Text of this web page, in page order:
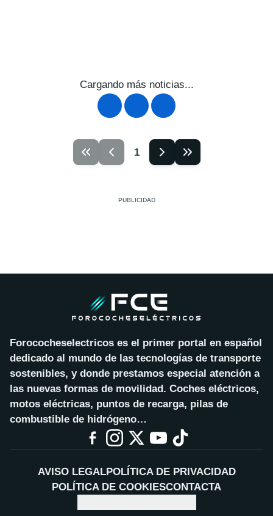
Cargando más noticias...
1
Forococheselectricos es el primer portal en español
dedicado al mundo de las tecnologías de transporte
sostenibles, y donde prestamos especial atención a
las nuevas formas de movilidad. Coches eléctricos,
motos eléctricas, puntos de recarga, pilas de
combustible de hidrógeno…
AVISO LEGALPOLÍTICA DE PRIVACIDAD
POLÍTICA DE COOKIESCONTACTA